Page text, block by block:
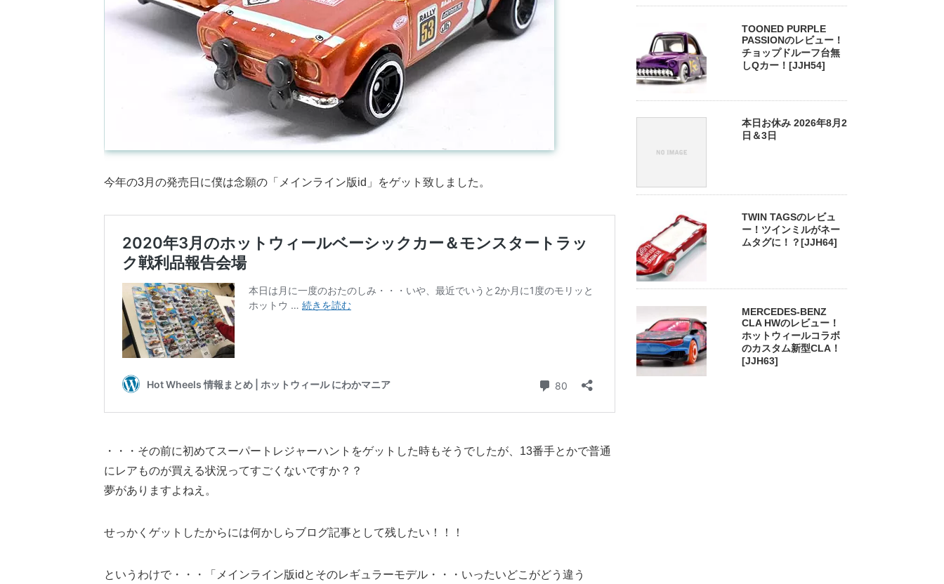
今年の3月の発売日に僕は念願の「メインライン版id」をゲット致しました。
・・・その前に初めてスーパートレジャーハントをゲットした時もそうでしたが、13番手とかで普通
にレアものが買える状況ってすごくないですか？？
夢がありますよねえ。
せっかくゲットしたからには何かしらブログ記事として残したい！！！
というわけで・・・「メインライン版idとそのレギュラーモデル・・・いったいどこがどう違う
TOONED PURPLE
PASSIONのレビュー！
チョップドルーフ台無
しQカー！[JJH54]
本日お休み 2026年8月2
日＆3日
TWIN TAGSのレビュ
ー！ツインミルがネー
ムタグに！？[JJH64]
MERCEDES-BENZ
CLA HWのレビュー！
ホットウィールコラボ
のカスタム新型CLA！
[JJH63]